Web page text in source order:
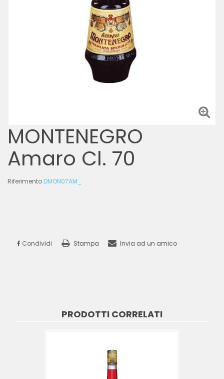
MONTENEGRO
Amaro Cl. 70
Riferimento DMON07AM_
Stampa Invia ad un amico
Condividi
PRODOTTI CORRELATI